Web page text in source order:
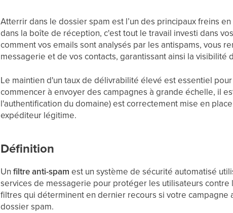
Atterrir dans le dossier spam est l’un des principaux freins
dans la boîte de réception, c'est tout le travail investi dans
comment vos emails sont analysés par les antispams, vous
messagerie et de vos contacts, garantissant ainsi la visibilité
Le maintien d'un taux de délivrabilité élevé est essentiel
commencer à envoyer des campagnes à grande échelle, il
l'authentification du domaine) est correctement mise en
expéditeur légitime.
Définition
Unfiltre anti-spam est un système de sécurité automatisé
services de messagerie pour protéger les utilisateurs
filtres qui déterminent en dernier recours si votre
dossier spam.